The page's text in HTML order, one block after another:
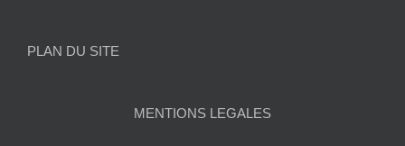
PLAN DU SITE
MENTIONS LEGALES